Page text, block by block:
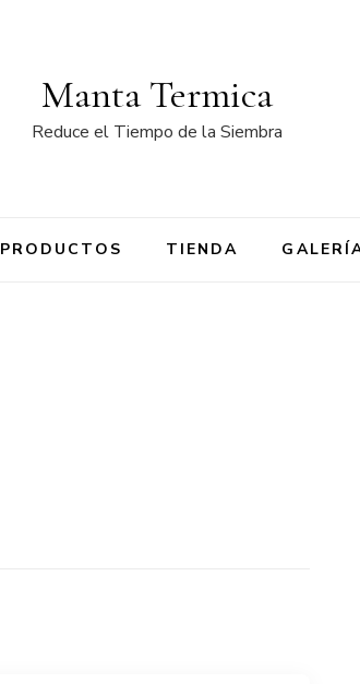
Manta Termica
Reduce el Tiempo de la Siembra
PRODUCTOS TIENDA